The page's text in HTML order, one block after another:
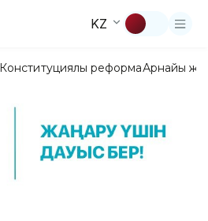
KZ
Конституциялық реформаАрнайы